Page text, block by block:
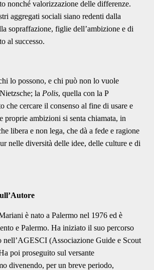
nonché valorizzazione delle differenze.
aggregati sociali siano redenti dalla
sopraffazione, figlie dell’ambizione e di
al successo.
lo possono, e chi può non lo vuole
la Polis, quella con la P
che cercare il consenso al fine di usare e
proprie ambizioni si senta chiamata, in
libera e non lega, che dà a fede e ragione
nelle diversità delle idee, delle culture e di
è nato a Palermo nel 1976 ed è
e Palermo. Ha iniziato il suo percorso
nell’AGESCI (Associazione Guide e Scout
poi proseguito sul versante
divenendo, per un breve periodo,